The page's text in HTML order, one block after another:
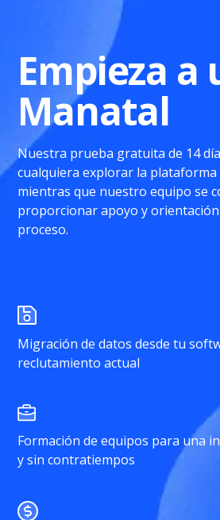
Empieza
Manatal
Nuestra prueba gratuita de 14
cualquiera explorar la
mientras que nuestro equipo se
proporcionar apoyo y
proceso.
Migración de datos desde tu
reclutamiento actual
Formación de equipos para una
y sin contratiempos